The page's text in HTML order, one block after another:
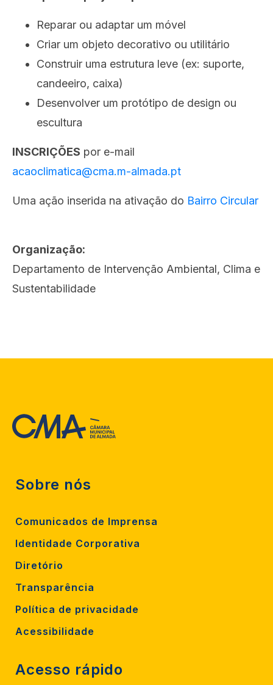
Reparar ou adaptar um móvel
Criar um objeto decorativo ou utilitário
Construir uma estrutura leve (ex: suporte,
candeeiro, caixa)
Desenvolver um protótipo de design ou
escultura
INSCRIÇÕES por e-mail
acaoclimatica@cma.m-almada.pt
Uma ação inserida na ativação do Bairro Circular
Organização:
Departamento de Intervenção Ambiental, Clima e
Sustentabilidade
Sobre nós
Comunicados de Imprensa
Identidade Corporativa
Diretório
Transparência
Política de privacidade
Acessibilidade
Acesso rápido